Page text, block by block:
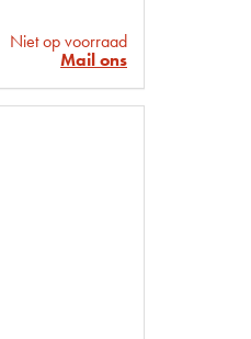
Niet op voorraad
Mail ons